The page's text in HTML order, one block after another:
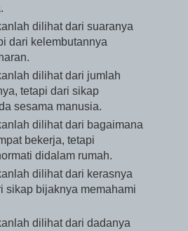
dilihat dari suaranya
dari kelembutannya
dilihat dari jumlah
tetapi dari sikap
sesama manusia.
dilihat dari bagaimana
bekerja, tetapi
didalam rumah.
dilihat dari kerasnya
sikap bijaknya memahami
dilihat dari dadanya